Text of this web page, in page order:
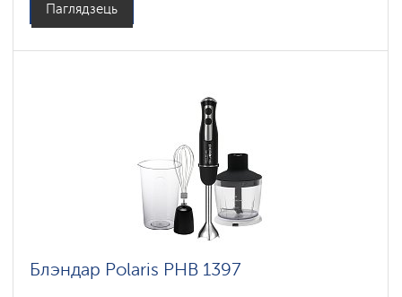
Паглядзець
Блэндар Polaris PHB 1397